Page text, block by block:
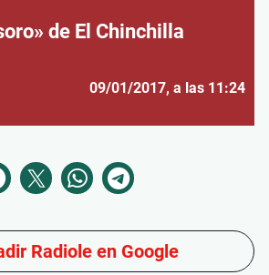
de El Chinchilla
09/01/2017, a las 11:24
Radiole en Google